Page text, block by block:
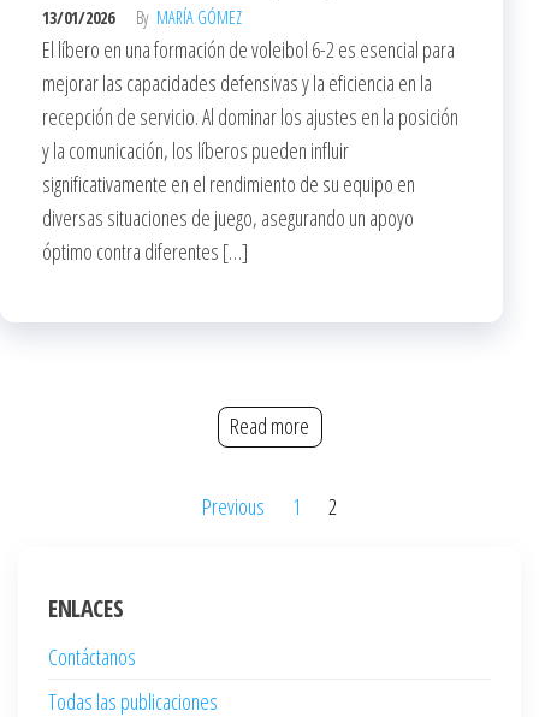
13/01/2026 By MARÍA GÓMEZ
El líbero en una formación de voleibol 6-2 es esencial para
mejorar las capacidades defensivas y la eficiencia en la
recepción de servicio. Al dominar los ajustes en la posición
y la comunicación, los líberos pueden influir
significativamente en el rendimiento de su equipo en
diversas situaciones de juego, asegurando un apoyo
óptimo contra diferentes […]
Read more
Previous 1 2
ENLACES
Contáctanos
Todas las publicaciones